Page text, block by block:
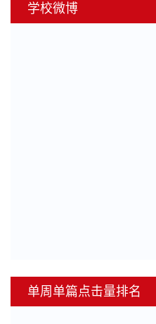
学校微博
单周单篇点击量排名